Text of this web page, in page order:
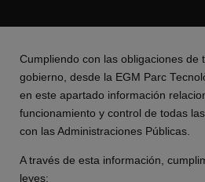
Cumpliendo con las obligaciones de
gobierno, desde la EGM Parc
en este apartado información
funcionamiento y control de todas
con las Administraciones Públicas.
A través de esta información,
leyes: